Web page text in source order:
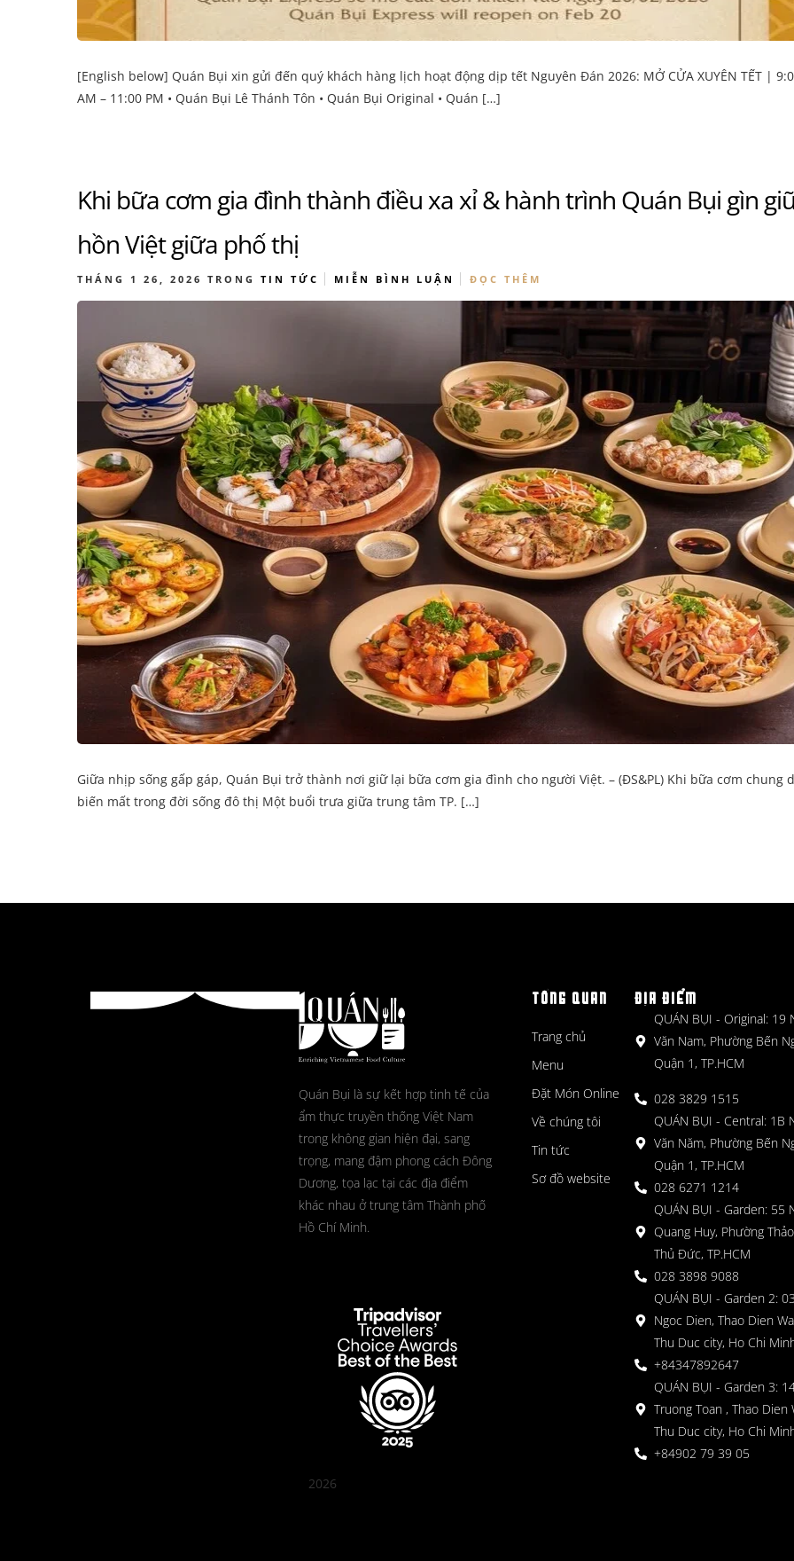
[English below] Quán Bụi xin gửi đến quý khách hàng lịch hoạt động dịp tết Nguyên Đán 2026: MỞ CỬA XUYÊN TẾT |
AM – 11:00 PM • Quán Bụi Lê Thánh Tôn • Quán Bụi Original • Quán […]
Khi bữa cơm gia đình thành điều xa xỉ & hành trình Quán Bụi gìn
hồn Việt giữa phố thị
THÁNG 1 26, 2026 TRONG TIN TỨC MIỄN BÌNH LUẬN ĐỌC THÊM
Giữa nhịp sống gấp gáp, Quán Bụi trở thành nơi giữ lại bữa cơm gia đình cho người Việt. – (ĐS&PL) Khi bữa cơm chung
biến mất trong đời sống đô thị Một buổi trưa giữa trung tâm TP. […]
Quán Bụi là sự kết hợp tinh tế của
ẩm thực truyền thống Việt Nam
trong không gian hiện đại, sang
trọng, mang đậm phong cách Đông
Dương, tọa lạc tại các địa điểm
khác nhau ở trung tâm Thành phố
Hồ Chí Minh.
2026
TỔNG QUAN
Trang chủ
Menu
Đặt Món Online
Về chúng tôi
Tin tức
Sơ đồ website
ĐỊA ĐIỂM
QUÁN BỤI - Original: 19
Văn Nam, Phường Bến
Quận 1, TP.HCM
028 3829 1515
QUÁN BỤI - Central: 1B
Văn Năm, Phường Bến
Quận 1, TP.HCM
028 6271 1214
QUÁN BỤI - Garden: 55
Quang Huy, Phường
Thủ Đức, TP.HCM
028 3898 9088
QUÁN BỤI - Garden 2:
Ngoc Dien, Thao Dien
Thu Duc city, Ho Chi
+84347892647
QUÁN BỤI - Garden 3:
Truong Toan , Thao Dien
Thu Duc city, Ho Chi
+84902 79 39 05